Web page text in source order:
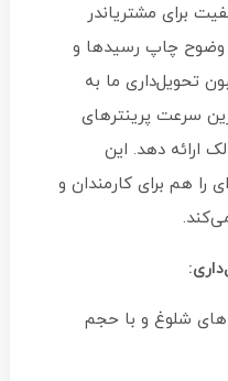
مشتریاندر
چاپ رسیدها و
ما به
سرعت پرینترهای
دهد. این
هم برای کارمندان و
شلوغ و با حجم